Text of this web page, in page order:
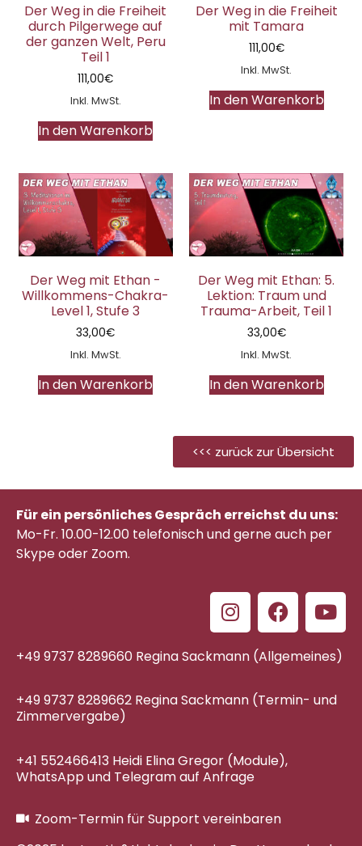
Der Weg in die Freiheit
durch Pilgerwege auf
der ganzen Welt, Peru
Teil 1
111,00€
Inkl. MwSt.
In den Warenkorb
Der Weg in die Freiheit
mit Tamara
111,00€
Inkl. MwSt.
In den Warenkorb
Der Weg mit Ethan -
Willkommens-Chakra-
Level 1, Stufe 3
33,00€
Inkl. MwSt.
In den Warenkorb
Der Weg mit Ethan: 5.
Lektion: Traum und
Trauma-Arbeit, Teil 1
33,00€
Inkl. MwSt.
In den Warenkorb
<<< zurück zur Übersicht
Für ein persönliches Gespräch erreichst du uns:
Mo-Fr. 10.00-12.00 telefonischund gerne auch per
Skype oder Zoom.
+49 9737 8289660 Regina Sackmann (Allgemeines)
+49 9737 8289662 Regina Sackmann (Termin- und
Zimmervergabe)
+41 552466413 Heidi Elina Gregor (Module),
WhatsApp und Telegram auf Anfrage
Zoom-Termin für Support vereinbaren